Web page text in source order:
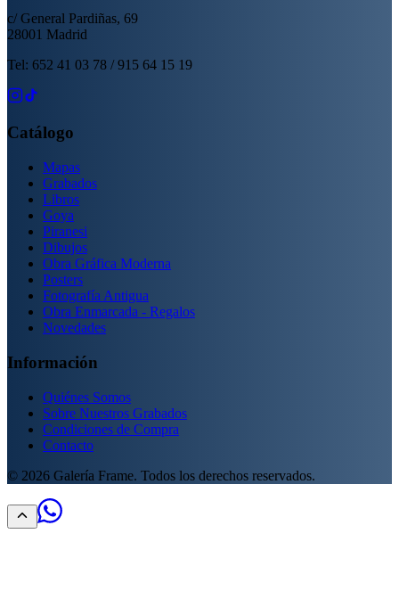
c/ General Pardiñas, 69
28001 Madrid
Tel: 652 41 03 78 / 915 64 15 19
Catálogo
Mapas
Grabados
Libros
Goya
Piranesi
Dibujos
Obra Gráfica Moderna
Posters
Fotografía Antigua
Obra Enmarcada - Regalos
Novedades
Información
Quiénes Somos
Sobre Nuestros Grabados
Condiciones de Compra
Contacto
© 2026 Galería Frame. Todos los derechos reservados.